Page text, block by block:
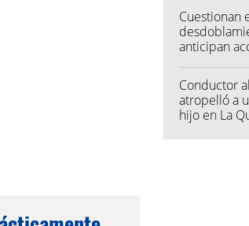
Cuestionan
anticipan
"colectoras"
Conductor
atropelló a
hijo en La